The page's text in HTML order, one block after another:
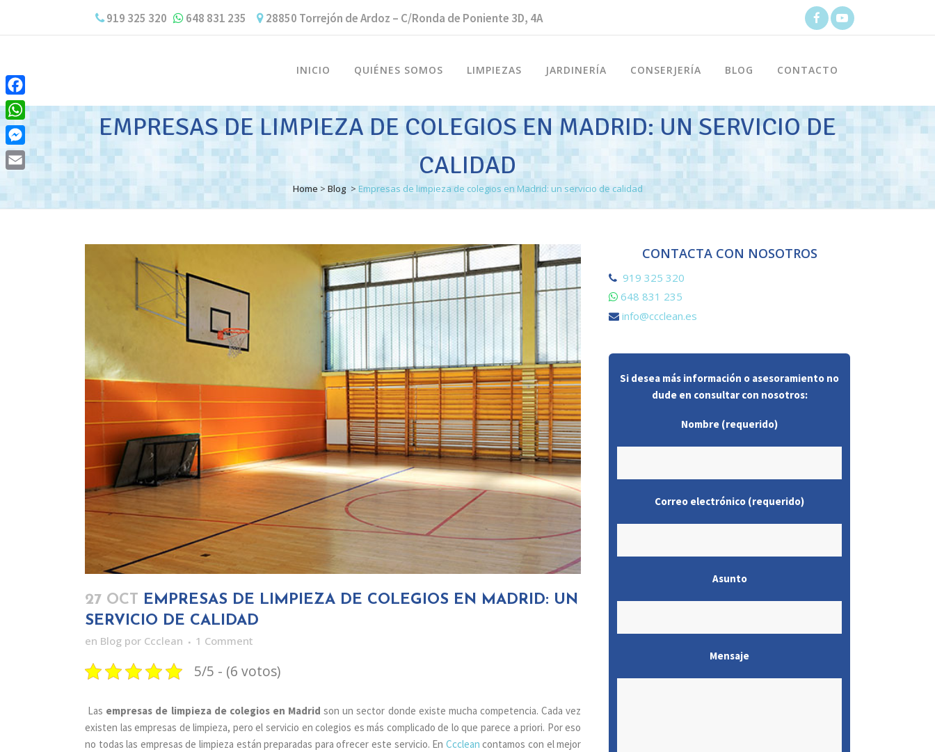
919 325 320 648 831 235 28850 Torrejón de Ardoz – C/Ronda de Poniente 3D, 4A
INICIO QUIÉNES SOMOS LIMPIEZAS JARDINERÍA CONSERJERÍA BLOG CONTACTO
EMPRESAS DE LIMPIEZA DE COLEGIOS EN MADRID: UN SERVICIO DE
CALIDAD
Home > Blog > Empresas de limpieza de colegios en Madrid: un servicio de calidad
27 OCT EMPRESAS DE LIMPIEZA DE COLEGIOS EN MADRID: UN
SERVICIO DE CALIDAD
en Blog por Ccclean 1 Comment
5/5 - (6 votos)
Las empresas de limpieza de colegios en Madrid son un sector donde existe mucha competencia. Cada vez
existen las empresas de limpieza, pero el servicio en colegios es más complicado de lo que parece a priori. Por eso
no todas las empresas de limpieza están preparadas para ofrecer este servicio. En Ccclean contamos con el mejor
CONTACTA CON NOSOTROS
919 325 320
648 831 235
info@ccclean.es
Si desea más información o asesoramiento no
dude en consultar con nosotros:
Nombre (requerido)
Correo electrónico (requerido)
Asunto
Mensaje
Facebook
WhatsApp
Messenger